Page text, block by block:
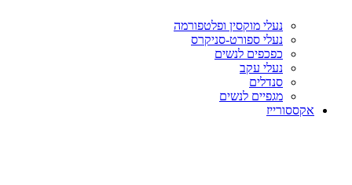
נעלי מוקסין ופלטפורמה
נעלי ספורט-סניקרס
כפכפים לנשים
נעלי עקב
סנדלים
מגפיים לנשים
אקססורייז